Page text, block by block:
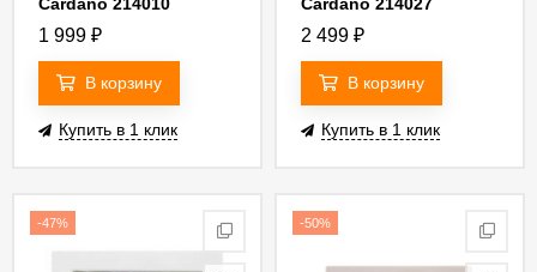
1 999 ₽
В корзину
Купить в 1 клик
2 499 ₽
В корзину
Купить в 1 клик
-47% -50%